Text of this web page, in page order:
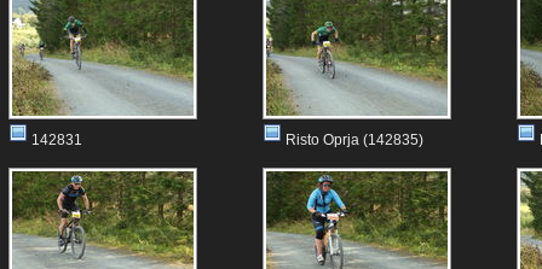
142831 Risto Oprja (142835)